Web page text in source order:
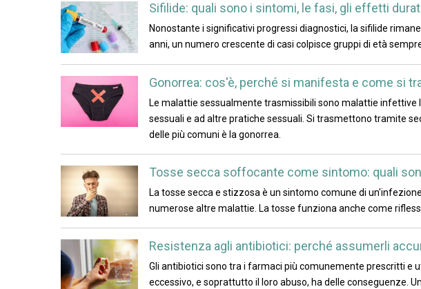
Sifilide: quali sono i sintomi, le fasi, gli effetti
Nonostante i significativi progressi diagnostici, la sifilide
anni, un numero crescente di casi colpisce gruppi di età
Gonorrea: cos'è, perché si manifesta e come si
Le malattie sessualmente trasmissibili sono malattie
sessuali e ad altre pratiche sessuali. Si trasmettono tramite
delle più comuni è la gonorrea.
Tosse secca soffocante come sintomo: quali
La tosse secca e stizzosa è un sintomo comune di
numerose altre malattie. La tosse funziona anche come
Resistenza agli antibiotici: perché assumerli
Gli antibiotici sono tra i farmaci più comunemente prescritti e
eccessivo, e soprattutto il loro abuso, ha delle conseguenze.